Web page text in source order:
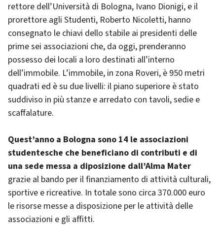
rettore dell’Università di Bologna, Ivano Dionigi, e il
prorettore agli Studenti, Roberto Nicoletti, hanno
consegnato le chiavi dello stabile ai presidenti delle
prime sei associazioni che, da oggi, prenderanno
possesso dei locali a loro destinati all’interno
dell’immobile. L’immobile, in zona Roveri, è 950 metri
quadrati ed è su due livelli: il piano superiore è stato
suddiviso in più stanze e arredato con tavoli, sedie e
scaffalature.
Quest’anno a Bologna sono 14 le associazioni
studentesche che beneficiano di contributi e di
una sede messa a diposizione dall’Alma Mater
grazie al bando per il finanziamento di attività culturali,
sportive e ricreative. In totale sono circa 370.000 euro
le risorse messe a disposizione per le attività delle
associazioni e gli affitti.